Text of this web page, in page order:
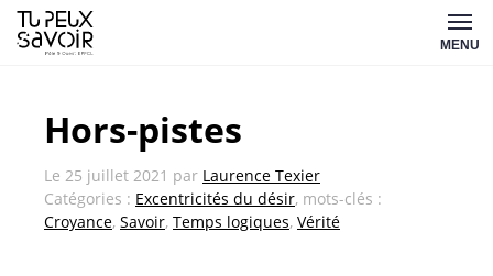
Aller
au
MENU
Hors-pistes
Le 25 juillet 2021 par Laurence Texier
Catégories : Excentricités du désir, mots-clés :
Croyance, Savoir, Temps logiques, Vérité